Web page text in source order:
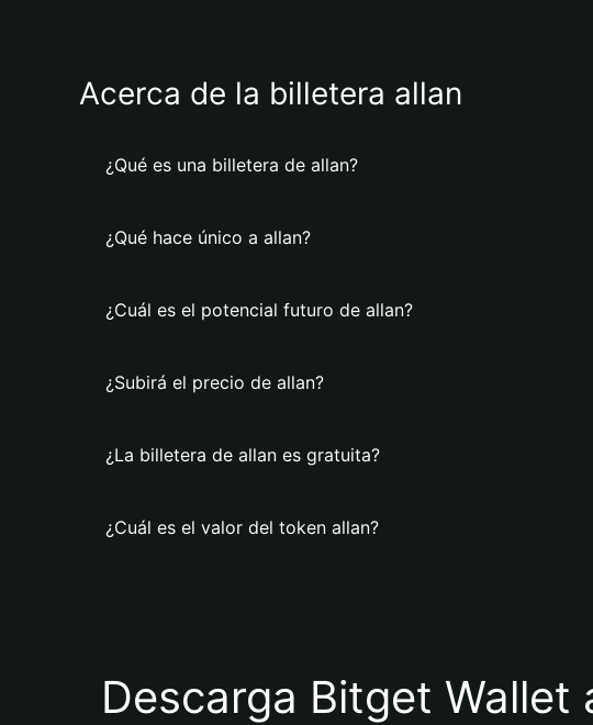
Acerca de la billetera allan
¿Qué es una billetera de allan?
¿Qué hace único a allan?
¿Cuál es el potencial futuro de allan?
¿Subirá el precio de allan?
¿La billetera de allan es gratuita?
¿Cuál es el valor del token allan?
Descarga Bitget Wallet